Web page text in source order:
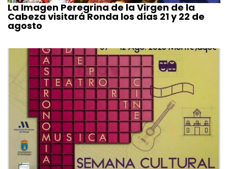
La Imagen Peregrina de la Virgen de la
Cabeza visitará Ronda los días 21 y 22 de
agosto